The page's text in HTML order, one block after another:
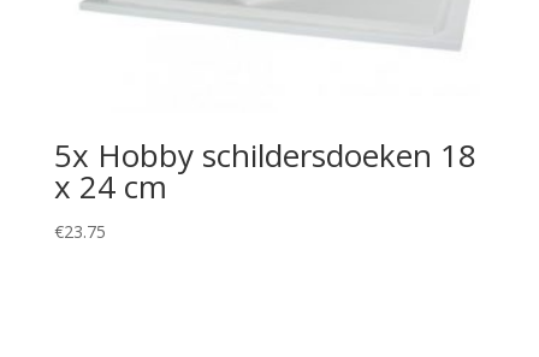
5x Hobby schildersdoeken 18
x 24 cm
€23.75